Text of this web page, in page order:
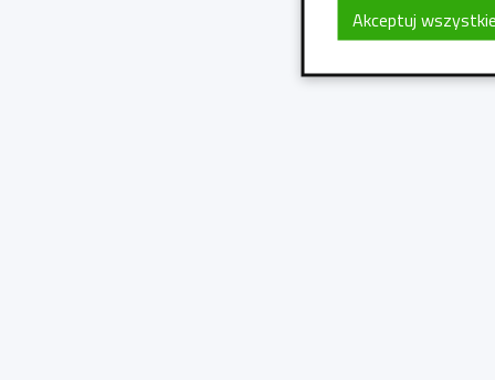
Akceptuj